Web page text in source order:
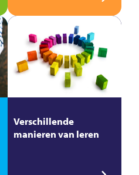
Verschillende
manieren van leren